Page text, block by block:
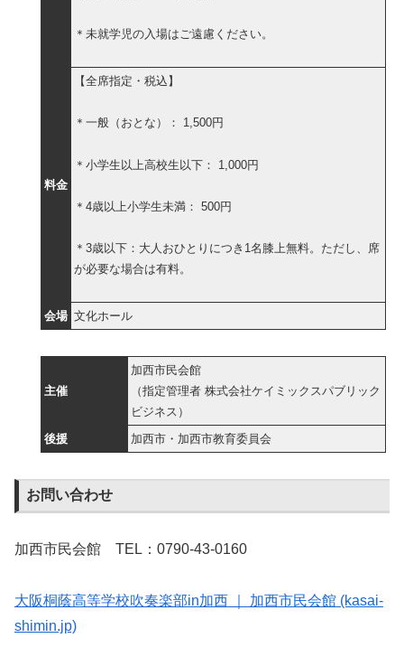
＊未就学児の入場はご遠慮ください。
料金
【全席指定・税込】
＊一般（おとな）： 1,500円
＊小学生以上高校生以下： 1,000円
＊4歳以上小学生未満： 500円
＊3歳以下：大人おひとりにつき1名膝上無料。ただし、席
が必要な場合は有料。
会場 文化ホール
主催
加西市民会館
（指定管理者 株式会社ケイミックスパブリック
ビジネス）
後援
加西市・加西市教育委員会
お問い合わせ
加西市民会館 TEL：0790-43-0160
大阪桐蔭高等学校吹奏楽部in加西 ｜ 加西市民会館 (kasai-
shimin.jp)